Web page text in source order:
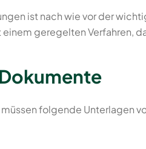
ist nach wie vor der
geregelten Verfahren,
folgende Unterlagen